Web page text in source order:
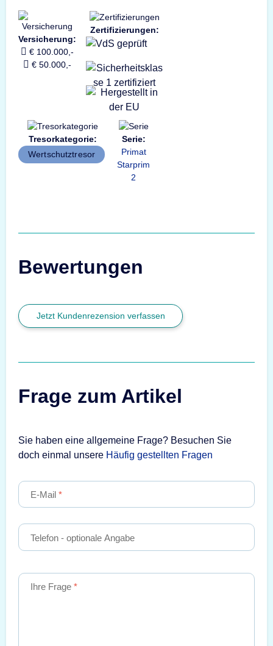
Versicherung:
€ 100.000,-
€ 50.000,-
Zertifizierungen:
Tresorkategorie:
Wertschutztresor
Serie:
Primat
Starprim
2
Bewertungen
Jetzt Kundenrezension verfassen
Frage zum Artikel
Sie haben eine allgemeine Frage? Besuchen Sie
doch einmal unsere Häufig gestellten Fragen
E-Mail
Telefon - optionale Angabe
Ihre Frage